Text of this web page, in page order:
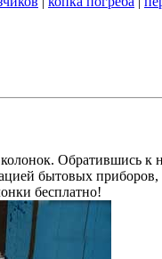
Обратившись к
бытовых
бесплатно!